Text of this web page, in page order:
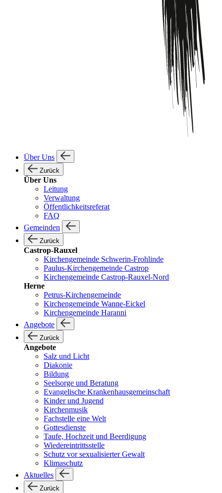
Über Uns
Zurück
Über Uns
Leitung
Verwaltung
Öffentlichkeitsreferat
FAQ
Gemeinden
Zurück
Castrop-Rauxel
Kirchengemeinde Schwerin-Frohlinde
Paulus-Kirchengemeinde Castrop
Kirchengemeinde Castrop-Rauxel-Nord
Herne
Petrus-Kirchengemeinde
Kirchengemeinde Wanne-Eickel
Kirchengemeinde Haranni
Angebote
Zurück
Angebote
Salz und Licht
Diakonie
Bildung
Seelsorge und Beratung
Evangelische Krankenhausgemeinschaft
Kinder und Jugend
Kirchenmusik
Fachstelle eine Welt
Gottesdienste
Taufe, Hochzeit und Beerdigung
Wiedereintrittsstelle
Schutz vor sexualisierter Gewalt
Klimaschutz
Aktuelles
Zurück